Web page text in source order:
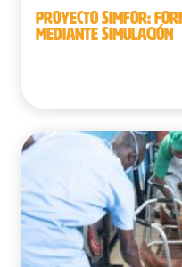
PROYECTO SIMFOR:
MEDIANTE SIMULACIÓN